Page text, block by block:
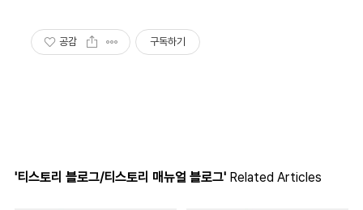
공감 구독하기
'티스토리 블로그/티스토리 매뉴얼 블로그' Related Articles